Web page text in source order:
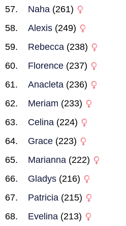
Naha (261)
Alexis (249)
Rebecca (238)
Florence (237)
Anacleta (236)
Meriam (233)
Celina (224)
Grace (223)
Marianna (222)
Gladys (216)
Patricia (215)
Evelina (213)